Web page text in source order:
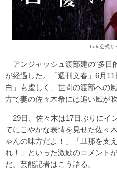
hulu公式サ
アンジャッシュ渡部建の“多目
が経過した。「週刊文春」6月
白」も虚しく、世間の渡部への
方で妻の佐々木希には追い風が吹
29日、佐々木は17日ぶりにイ
てにこやかな表情を見せた佐々
ゃんの味方だよ！」「旦那を
れ！」といった激励のコメント
だ。芸能記者はこう語る。